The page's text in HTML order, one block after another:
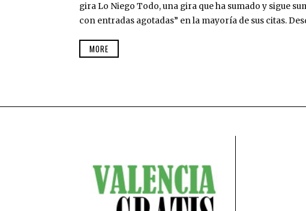
gira Lo Niego Todo, una gira que ha sumado y sigue
con entradas agotadas” en la mayoría de sus citas.
MORE